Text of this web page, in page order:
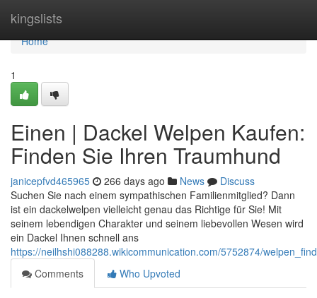
kingslists
Home
Home
1
Einen | Dackel Welpen Kaufen:
Finden Sie Ihren Traumhund
janicepfvd465965 266 days ago News
Discuss
Suchen Sie nach einem sympathischen Familienmitglied? Dann
ist ein dackelwelpen vielleicht genau das Richtige für Sie! Mit
seinem lebendigen Charakter und seinem liebevollen Wesen wird
ein Dackel Ihnen schnell ans
https://neilhshi088288.wikicommunication.com/5752874/
Comments
Who Upvoted